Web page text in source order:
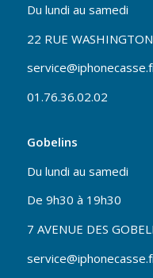
Du lundi au samedi
22 RUE
01.76.36.02.02
Gobelins
Du lundi au samedi
De 9h30 à 19h30
7 AVENUE DES